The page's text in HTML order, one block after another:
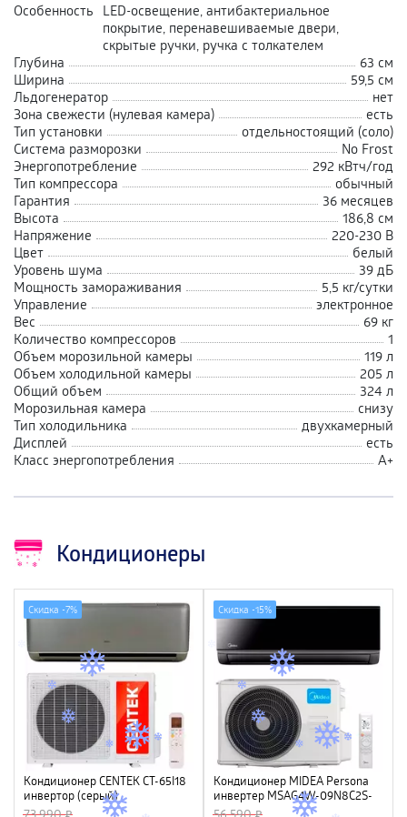
Особенность LED-освещение, антибактериальное
покрытие, перенавешиваемые двери,
скрытые ручки, ручка с толкателем
Глубина
63 см
Ширина
59,5 см
Льдогенератор
нет
Зона свежести (нулевая камера)
есть
Тип установки
отдельностоящий (соло)
Система разморозки
No Frost
Энергопотребление
292 кВтч/год
Тип компрессора
обычный
Гарантия
36 месяцев
Высота
186,8 см
Напряжение
220-230 В
Цвет
белый
Уровень шума
39 дБ
Мощность замораживания
5,5 кг/сутки
Управление
электронное
Вес
69 кг
Количество компрессоров
1
Объем морозильной камеры
119 л
Объем холодильной камеры
205 л
Общий объем
324 л
Морозильная камера
снизу
Тип холодильника
двухкамерный
Дисплей
есть
Класс энергопотребления
А+
Кондиционеры
Кондиционер CENTEK CT-65I18
инвертор (серый)
(5400/5580W) 4D, 4 фильтра,
Скидка -7%
Кондиционер MIDEA Persona
инвертер MSAG4W-09N8C2S-
I/MSAG4-09N8C2S-O, черный
Скидка -15%